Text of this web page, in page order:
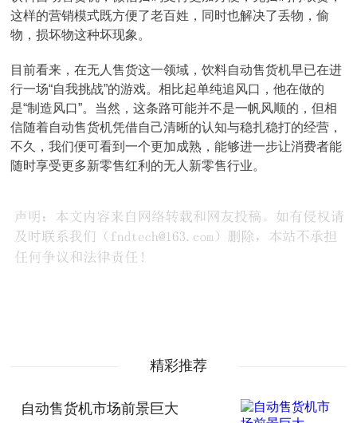
这样的营销模式既方便了老百姓，同时也解决了丢物，偷
物，损坏物这种坏现象。
目前看来，在无人售货这一领域，饮料自动售货机早已在进
行一场“自我挑战”的游戏。相比起单纯追风口，他在做的
是“制造风口”。当然，这条路可能并不是一帆风顺的，但相
信随着自动售货机凭借自己清晰的认知与稳扎稳打的经营，
不久，我们便可看到一个更加成熟，能够进一步让消费者能
随时享受更多新零售红利的无人新零售行业。
精彩推荐
自动售货机市场前景巨大